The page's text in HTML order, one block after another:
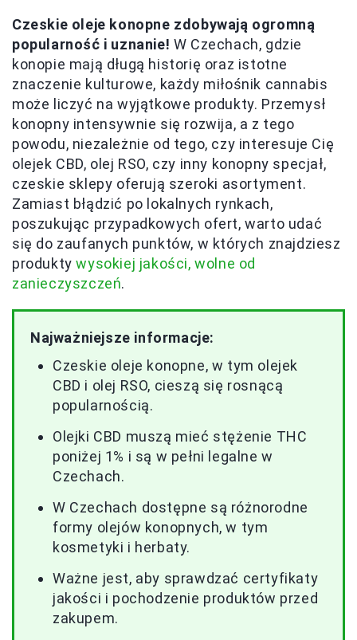
Czeskie oleje konopne zdobywają ogromną
popularność i uznanie! W Czechach, gdzie
konopie mają długą historię oraz istotne
znaczenie kulturowe, każdy miłośnik cannabis
może liczyć na wyjątkowe produkty. Przemysł
konopny intensywnie się rozwija, a z tego
powodu, niezależnie od tego, czy interesuje Cię
olejek CBD, olej RSO, czy inny konopny specjał,
czeskie sklepy oferują szeroki asortyment.
Zamiast błądzić po lokalnych rynkach,
poszukując przypadkowych ofert, warto udać
się do zaufanych punktów, w których znajdziesz
produktywysokiej jakości, wolne od
zanieczyszczeń.
Najważniejsze informacje:
Czeskie oleje konopne, w tym olejek
CBD i olej RSO, cieszą się rosnącą
popularnością.
Olejki CBD muszą mieć stężenie THC
poniżej 1% i są w pełni legalne w
Czechach.
W Czechach dostępne są różnorodne
formy olejów konopnych, w tym
kosmetyki i herbaty.
Ważne jest, aby sprawdzać certyfikaty
jakości i pochodzenie produktów przed
zakupem.